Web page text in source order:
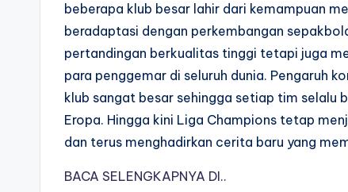
beberapa klub besar lahir dari kemampuan
beradaptasi dengan perkembangan
pertandingan berkualitas tinggi tetapi juga
para penggemar di seluruh dunia. Pengaruh
klub sangat besar sehingga setiap tim selalu
Eropa. Hingga kini Liga Champions tetap
dan terus menghadirkan cerita baru yang
BACA SELENGKAPNYA DI..